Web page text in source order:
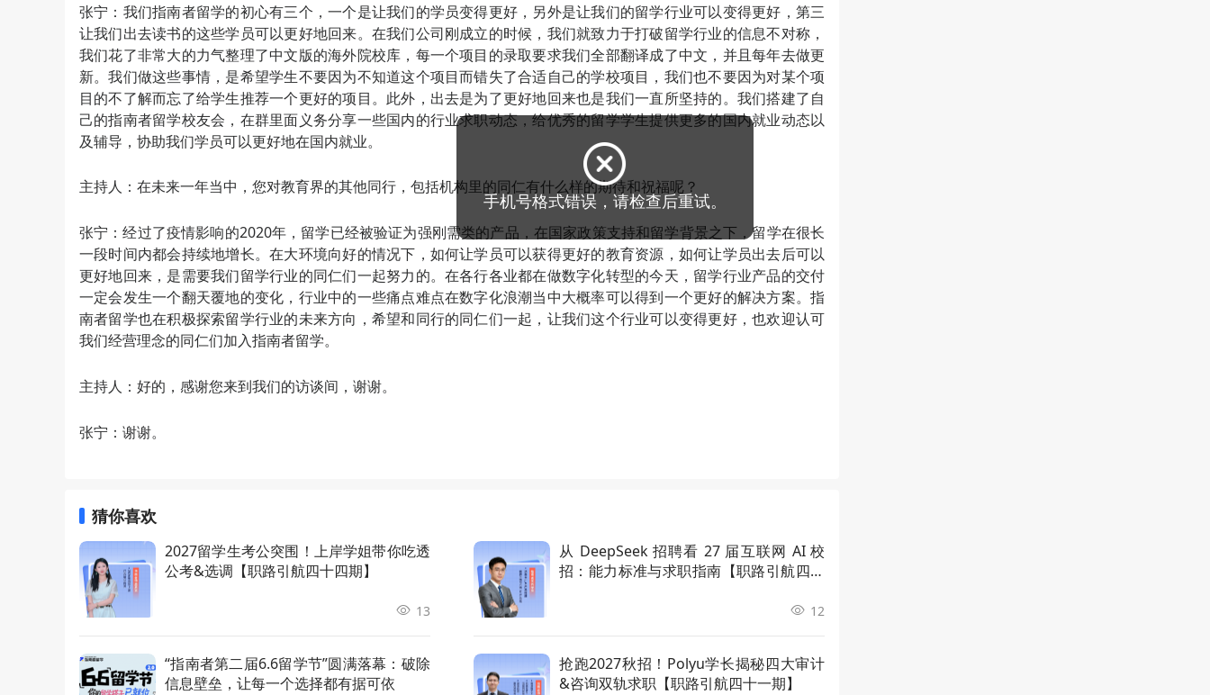
张宁：我们指南者留学的初心有三个，一个是让我们的学员变得更好，另外是让我们的留学行业可以变得更好，第三
让我们出去读书的这些学员可以更好地回来。在我们公司刚成立的时候，我们就致力于打破留学行业的信息不对称，
我们花了非常大的力气整理了中文版的海外院校库，每一个项目的录取要求我们全部翻译成了中文，并且每年去做更
新。我们做这些事情，是希望学生不要因为不知道这个项目而错失了合适自己的学校项目，我们也不要因为对某个项
目的不了解而忘了给学生推荐一个更好的项目。此外，出去是为了更好地回来也是我们一直所坚持的。我们搭建了自
己的指南者留学校友会，在群里面义务分享一些国内的行业求职动态，给优秀的留学学生提供更多的国内就业动态以
及辅导，协助我们学员可以更好地在国内就业。
主持人：在未来一年当中，您对教育界的其他同行，包括机构里的同仁有什么样的期待和祝福呢？
张宁：经过了疫情影响的2020年，留学已经被验证为强刚需类的产品，在国家政策支持和留学背景之下，留学在很长
一段时间内都会持续地增长。在大环境向好的情况下，如何让学员可以获得更好的教育资源，如何让学员出去后可以
更好地回来，是需要我们留学行业的同仁们一起努力的。在各行各业都在做数字化转型的今天，留学行业产品的交付
一定会发生一个翻天覆地的变化，行业中的一些痛点难点在数字化浪潮当中大概率可以得到一个更好的解决方案。指
南者留学也在积极探索留学行业的未来方向，希望和同行的同仁们一起，让我们这个行业可以变得更好，也欢迎认可
我们经营理念的同仁们加入指南者留学。
主持人：好的，感谢您来到我们的访谈间，谢谢。
张宁：谢谢。
猜你喜欢
2027留学生考公突围！上岸学姐带你吃透
公考&选调【职路引航四十四期】
13
从 DeepSeek 招聘看 27 届互联网 AI 校
招：能力标准与求职指南【职路引航四十
12
“指南者第二届6.6留学节”圆满落幕：破除
信息壁垒，让每一个选择都有据可依
抢跑2027秋招！Polyu学长揭秘四大审计
&咨询双轨求职【职路引航四十一期】